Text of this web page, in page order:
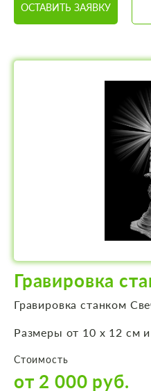
ОСТАВИТЬ ЗАЯВКУ
Гравировка
Гравировка станком
Размеры от 10 х 12 см
Стоимость
от 2 000 руб.